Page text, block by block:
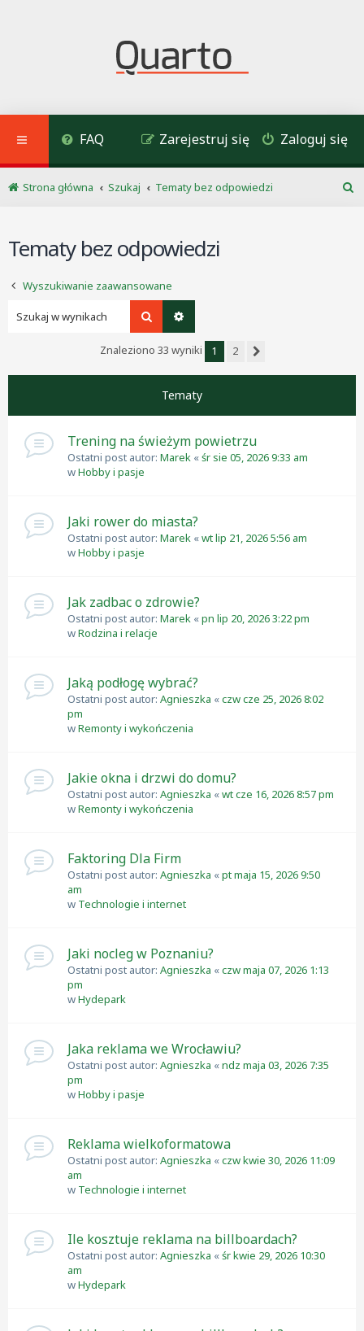
FAQ Zaloguj się
Zarejestruj się
Strona główna Szukaj
Tematy bez odpowiedzi
Tematy bez odpowiedzi
Wyszukiwanie zaawansowane
Szukaj
Znaleziono 33 wyniki 1
2
Tematy
Trening na świeżym powietrzu
Ostatni post autor: Marek «śr sie 05, 2026 9:33 am
wHobby i pasje
Jaki rower do miasta?
Ostatni post autor: Marek «wt lip 21, 2026 5:56 am
wHobby i pasje
Jak zadbac o zdrowie?
Ostatni post autor: Marek «pn lip 20, 2026 3:22 pm
wRodzina i relacje
Jaką podłogę wybrać?
Ostatni post autor: Agnieszka «czw cze 25, 2026 8:02
pm
wRemonty i wykończenia
Jakie okna i drzwi do domu?
Ostatni post autor: Agnieszka «wt cze 16, 2026 8:57 pm
wRemonty i wykończenia
Faktoring Dla Firm
Ostatni post autor: Agnieszka «pt maja 15, 2026 9:50
am
w Technologie i internet
Jaki nocleg w Poznaniu?
Ostatni post autor: Agnieszka «czw maja 07, 2026 1:13
pm
wHydepark
Jaka reklama we Wrocławiu?
Ostatni post autor: Agnieszka «ndz maja 03, 2026 7:35
pm
wHobby i pasje
Reklama wielkoformatowa
Ostatni post autor: Agnieszka «czw kwie 30, 2026 11:09
am
w Technologie i internet
Ile kosztuje reklama na billboardach?
Ostatni post autor: Agnieszka «śr kwie 29, 2026 10:30
am
wHydepark